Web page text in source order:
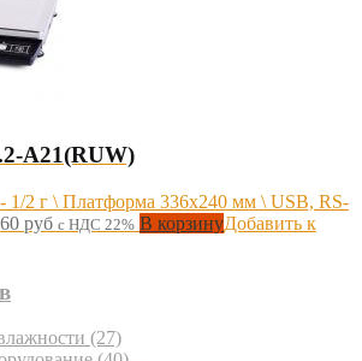
А21(RUW)
2 г \ Платформа 336х240 мм \ USB, RS-
руб с НДС 22% В корзинуДобавить к
(27)